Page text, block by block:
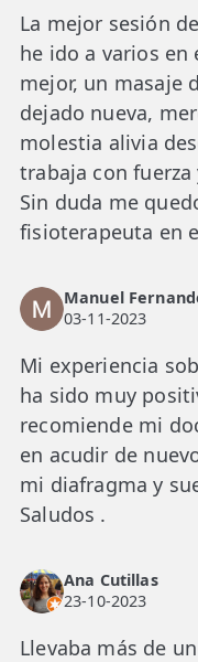
La mejor sesión
he ido a varios en
mejor, un masaje
dejado nueva,
molestia alivia
trabaja con
Sin duda me
fisioterapeuta en
Manuel
03-11-2023
Mi experiencia
ha sido muy
recomiende mi
en acudir de
mi diafragma y
Saludos .
Ana Cutillas
23-10-2023
Llevaba más de